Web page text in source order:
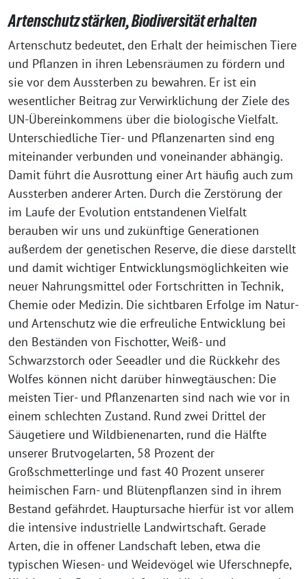
Artenschutz stärken, Biodiversität erhalten
Artenschutz bedeutet, den Erhalt der heimischen Tiere
und Pflanzen in ihren Lebensräumen zu fördern und
sie vor dem Aussterben zu bewahren. Er ist ein
wesentlicher Beitrag zur Verwirklichung der Ziele des
UN-Übereinkommens über die biologische Vielfalt.
Unterschiedliche Tier- und Pflanzenarten sind eng
miteinander verbunden und voneinander abhängig.
Damit führt die Ausrottung einer Art häufig auch zum
Aussterben anderer Arten. Durch die Zerstörung der
im Laufe der Evolution entstandenen Vielfalt
berauben wir uns und zukünftige Generationen
außerdem der genetischen Reserve, die diese darstellt
und damit wichtiger Entwicklungsmöglichkeiten wie
neuer Nahrungsmittel oder Fortschritten in Technik,
Chemie oder Medizin. Die sichtbaren Erfolge im Natur-
und Artenschutz wie die erfreuliche Entwicklung bei
den Beständen von Fischotter, Weiß- und
Schwarzstorch oder Seeadler und die Rückkehr des
Wolfes können nicht darüber hinwegtäuschen: Die
meisten Tier- und Pflanzenarten sind nach wie vor in
einem schlechten Zustand. Rund zwei Drittel der
Säugetiere und Wildbienenarten, rund die Hälfte
unserer Brutvogelarten, 58 Prozent der
Großschmetterlinge und fast 40 Prozent unserer
heimischen Farn- und Blütenpflanzen sind in ihrem
Bestand gefährdet. Hauptursache hierfür ist vor allem
die intensive industrielle Landwirtschaft. Gerade
Arten, die in offener Landschaft leben, etwa die
typischen Wiesen- und Weidevögel wie Uferschnepfe,